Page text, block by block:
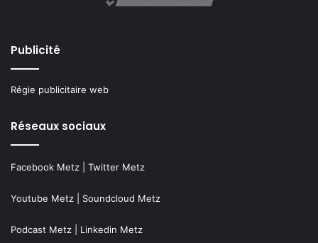
Publicité
Régie publicitaire web
Réseaux sociaux
Facebook Metz Twitter Metz
Youtube Metz Soundcloud Metz
Podcast Metz Linkedin Metz